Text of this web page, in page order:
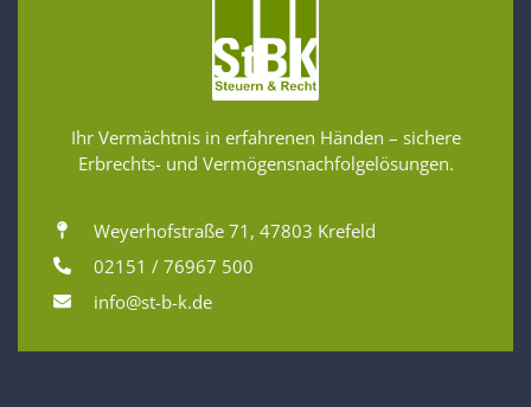
Ihr Vermächtnis in erfahrenen Händen – sichere
Erbrechts- und Vermögensnachfolgelösungen.
Weyerhofstraße 71, 47803 Krefeld
02151 / 76967 500
info@st-b-k.de